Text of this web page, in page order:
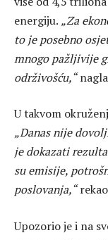
energiju. „Za
to je posebno
mnogo pažljivije
održivošću,“
U takvom
„Danas nije
je dokazati
su emisije,
poslovanja,“
Upozorio je i na